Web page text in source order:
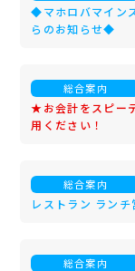
◆マホロバマイン
らのお知らせ◆
総合案内
★お会計をスピー
用ください！
総合案内
レストラン ラン
総合案内